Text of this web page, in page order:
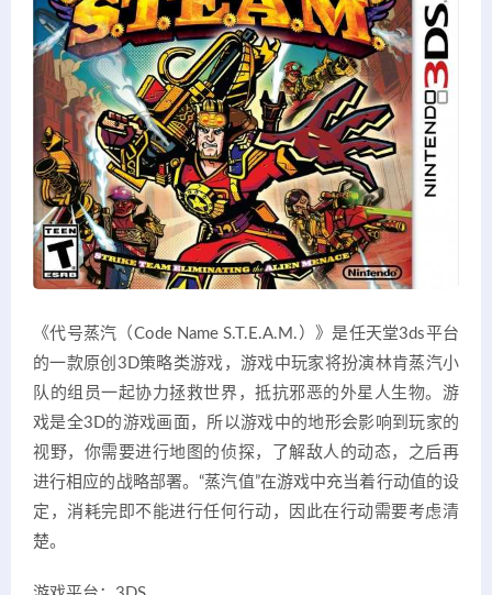
《代号蒸汽（Code Name S.T.E.A.M.）》是任天堂3ds平台
的一款原创3D策略类游戏，游戏中玩家将扮演林肯蒸汽小
队的组员一起协力拯救世界，抵抗邪恶的外星人生物。游
戏是全3D的游戏画面，所以游戏中的地形会影响到玩家的
视野，你需要进行地图的侦探，了解敌人的动态，之后再
进行相应的战略部署。“蒸汽值”在游戏中充当着行动值的设
定，消耗完即不能进行任何行动，因此在行动需要考虑清
楚。